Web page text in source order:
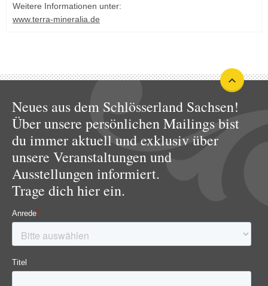
Weitere Informationen unter:
www.terra-mineralia.de
Neues aus dem Schlösserland Sachsen!
Über unsere persönlichen Mailings bist
du immer aktuell und exklusiv über
unsere Veranstaltungen und
Ausstellungen informiert.
Trage dich hier ein.